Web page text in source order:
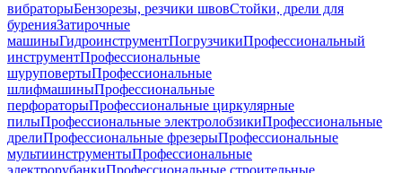
вибраторыБензорезы, резчики швовСтойки, дрели для
буренияЗатирочные
машиныГидроинструментПогрузчикиПрофессиональный
инструментПрофессиональные
шуруповертыПрофессиональные
шлифмашиныПрофессиональные
перфораторыПрофессиональные циркулярные
пилыПрофессиональные электролобзикиПрофессиональные
дрелиПрофессиональные фрезерыПрофессиональные
мультиинструментыПрофессиональные
электрорубанкиПрофессиональные строительные